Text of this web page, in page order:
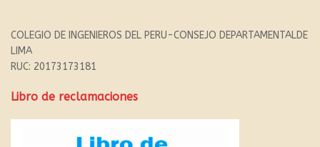
COLEGIO DE INGENIEROS DEL PERU-CONSEJO DEPARTAMENTALDE
LIMA
RUC: 20173173181
Libro de reclamaciones